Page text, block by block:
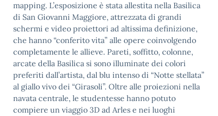
mapping. L’esposizione è stata allestita nella Basilica
di San Giovanni Maggiore, attrezzata di grandi
schermi e video proiettori ad altissima definizione,
che hanno “conferito vita” alle opere coinvolgendo
completamente le allieve. Pareti, soffitto, colonne,
arcate della Basilica si sono illuminate dei colori
preferiti dall’artista, dal blu intenso di “Notte stellata”
al giallo vivo dei “Girasoli”. Oltre alle proiezioni nella
navata centrale, le studentesse hanno potuto
compiere un viaggio 3D ad Arles e nei luoghi